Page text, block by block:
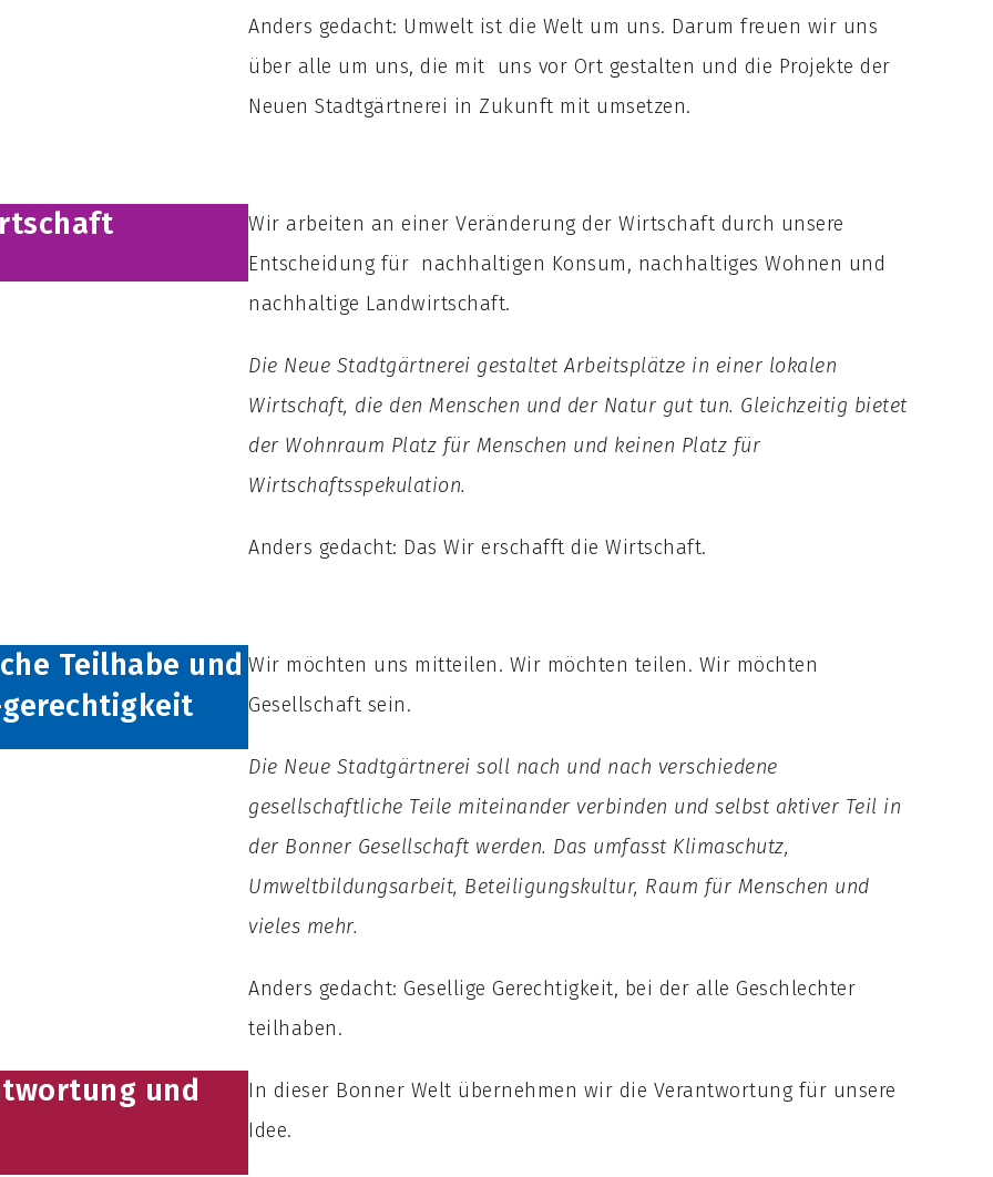
Anders gedacht: Umwelt ist die Welt um uns. Darum freuen wir uns
über alle um uns, die mit uns vor Ort gestalten und die Projekte der
Neuen Stadtgärtnerei in Zukunft mit umsetzen.
Wir arbeiten an einer Veränderung der Wirtschaft durch unsere
Entscheidung für nachhaltigen Konsum, nachhaltiges Wohnen und
nachhaltige Landwirtschaft.
Die Neue Stadtgärtnerei gestaltet Arbeitsplätze in einer lokalen
Wirtschaft, die den Menschen und der Natur gut tun. Gleichzeitig bietet
der Wohnraum Platz für Menschen und keinen Platz für
Wirtschaftsspekulation.
Anders gedacht: Das Wir erschafft die Wirtschaft.
Teilhabe und Wir möchten uns mitteilen. Wir möchten teilen. Wir möchten
Gesellschaft sein.
Die Neue Stadtgärtnerei soll nach und nach verschiedene
gesellschaftliche Teile miteinander verbinden und selbst aktiver Teil in
der Bonner Gesellschaft werden. Das umfasst Klimaschutz,
Umweltbildungsarbeit, Beteiligungskultur, Raum für Menschen und
vieles mehr.
Anders gedacht: Gesellige Gerechtigkeit, bei der alle Geschlechter
teilhaben.
und
In dieser Bonner Welt übernehmen wir die Verantwortung für unsere
Idee.